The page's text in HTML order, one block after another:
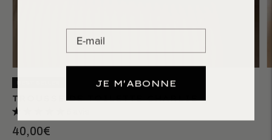
BEST SELLER
TROUSSE DE TOILETTE CHARLIE
40,00€
JE M'ABONNE